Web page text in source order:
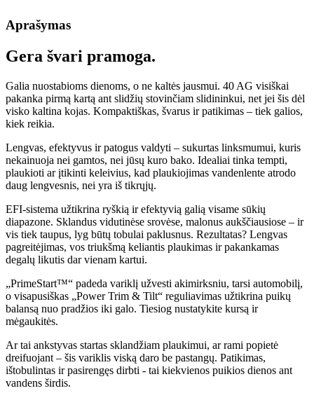
Aprašymas
Gera švari pramoga.
Galia nuostabioms dienoms, o ne kaltės jausmui. 40 AG visiškai
pakanka pirmą kartą ant slidžių stovinčiam slidininkui, net jei šis dėl
visko kaltina kojas. Kompaktiškas, švarus ir patikimas – tiek galios,
kiek reikia.
Lengvas, efektyvus ir patogus valdyti – sukurtas linksmumui, kuris
nekainuoja nei gamtos, nei jūsų kuro bako. Idealiai tinka tempti,
plaukioti ar įtikinti keleivius, kad plaukiojimas vandenlente atrodo
daug lengvesnis, nei yra iš tikrųjų.
EFI-sistema užtikrina ryškią ir efektyvią galią visame sūkių
diapazone. Sklandus vidutinėse srovėse, malonus aukščiausiose – ir
vis tiek taupus, lyg būtų tobulai paklusnus. Rezultatas? Lengvas
pagreitėjimas, vos triukšmą keliantis plaukimas ir pakankamas
degalų likutis dar vienam kartui.
„PrimeStart™“ padeda variklį užvesti akimirksniu, tarsi automobilį,
o visapusiškas „Power Trim & Tilt“ reguliavimas užtikrina puikų
balansą nuo pradžios iki galo. Tiesiog nustatykite kursą ir
mėgaukitės.
Ar tai ankstyvas startas sklandžiam plaukimui, ar rami popietė
dreifuojant – šis variklis viską daro be pastangų. Patikimas,
ištobulintas ir pasirengęs dirbti - tai kiekvienos puikios dienos ant
vandens širdis.